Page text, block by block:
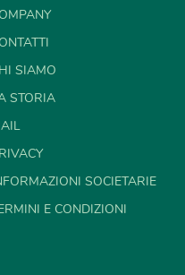
SIAMO
STORIA
SOCIETARIE
E CONDIZIONI